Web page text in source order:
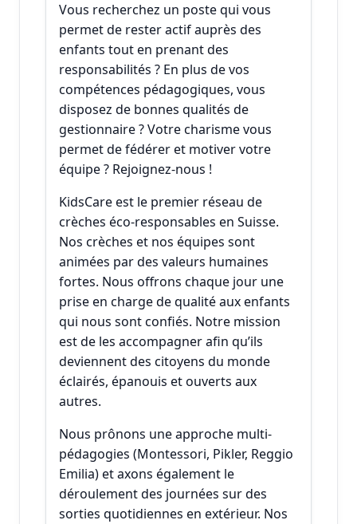
Vous recherchez un poste qui vous
permet de rester actif auprès des
enfants tout en prenant des
responsabilités ? En plus de vos
compétences pédagogiques, vous
disposez de bonnes qualités de
gestionnaire ? Votre charisme vous
permet de fédérer et motiver votre
équipe ? Rejoignez-nous !
KidsCare est le premier réseau de
crèches éco-responsables en Suisse.
Nos crèches et nos équipes sont
animées par des valeurs humaines
fortes. Nous offrons chaque jour une
prise en charge de qualité aux enfants
qui nous sont confiés. Notre mission
est de les accompagner afin qu’ils
deviennent des citoyens du monde
éclairés, épanouis et ouverts aux
autres.
Nous prônons une approche multi-
pédagogies (Montessori, Pikler, Reggio
Emilia) et axons également le
déroulement des journées sur des
sorties quotidiennes en extérieur. Nos